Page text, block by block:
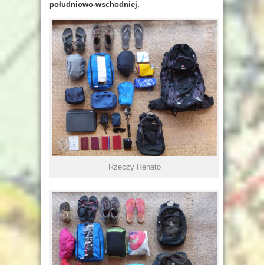
południowo-wschodniej.
Rzeczy Renato